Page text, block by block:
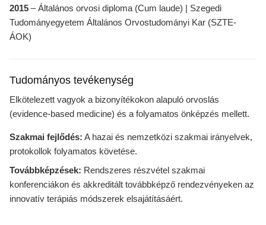
2015 – Általános orvosi diploma (Cum laude) | Szegedi
Tudományegyetem Általános Orvostudományi Kar (SZTE-
ÁOK)
Tudományos tevékenység
Elkötelezett vagyok a bizonyítékokon alapuló orvoslás
(evidence-based medicine) és a folyamatos önképzés mellett.
Szakmai fejlődés: A hazai és nemzetközi szakmai irányelvek,
protokollok folyamatos követése.
Továbbképzések: Rendszeres részvétel szakmai
konferenciákon és akkreditált továbbképző rendezvényeken az
innovatív terápiás módszerek elsajátításáért.